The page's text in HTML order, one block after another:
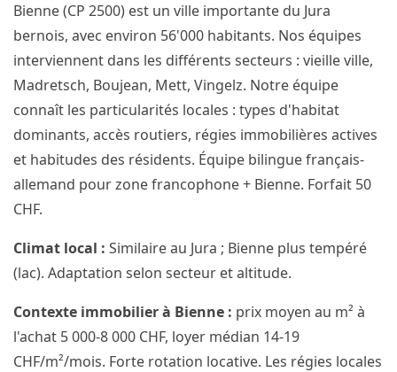
Bienne (CP 2500) est un ville importante du Jura
bernois, avec environ 56'000 habitants. Nos équipes
interviennent dans les différents secteurs : vieille ville,
Madretsch, Boujean, Mett, Vingelz. Notre équipe
connaît les particularités locales : types d'habitat
dominants, accès routiers, régies immobilières actives
et habitudes des résidents. Équipe bilingue français-
allemand pour zone francophone + Bienne. Forfait 50
CHF.
Climat local : Similaire au Jura ; Bienne plus tempéré
(lac). Adaptation selon secteur et altitude.
Contexte immobilier à Bienne : prix moyen au m² à
l'achat 5 000-8 000 CHF, loyer médian 14-19
CHF/m²/mois. Forte rotation locative. Les régies locales